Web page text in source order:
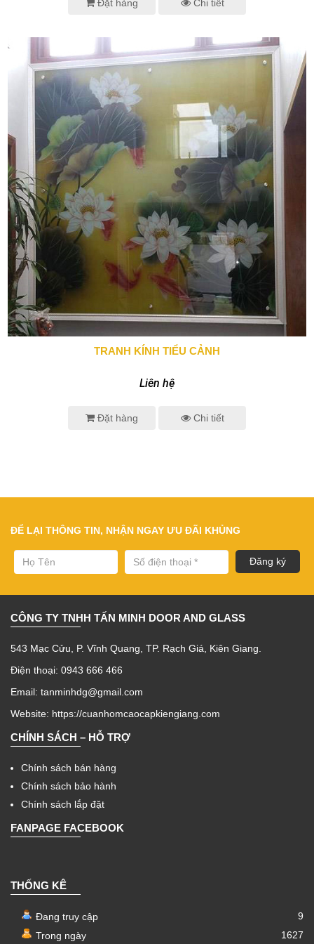
Đặt hàng Chi tiết
0943 666 466
TRANH KÍNH TIỂU CẢNH
Liên hệ
Đặt hàng Chi tiết
ĐỂ LẠI THÔNG TIN, NHẬN NGAY ƯU ĐÃI KHỦNG
CÔNG TY TNHH TẤN MINH DOOR AND GLASS
543 Mạc Cửu, P. Vĩnh Quang, TP. Rạch Giá, Kiên Giang.
Điện thoại: 0943 666 466
Email: tanminhdg@gmail.com
Website: https://cuanhomcaocapkiengiang.com
CHÍNH SÁCH – HỖ TRỢ
Chính sách bán hàng
Chính sách bảo hành
Chính sách lắp đặt
FANPAGE FACEBOOK
THỐNG KÊ
Đang truy cập
9
Trong ngày
1627